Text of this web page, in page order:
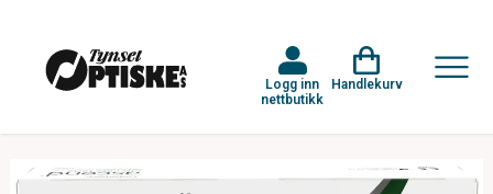
Logg inn
nettbutikk
Handlekurv